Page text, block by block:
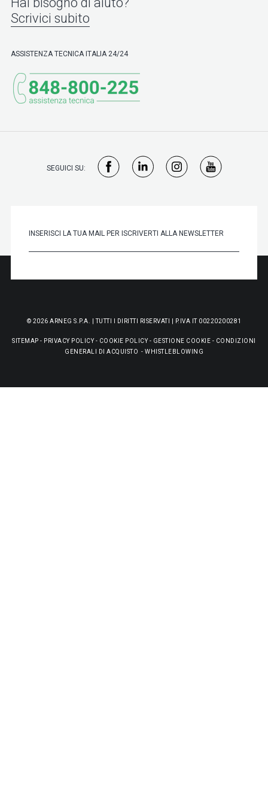
Scrivici subito
ASSISTENZA TECNICA ITALIA 24/24
SEGUICI SU:
© 2026 ARNEG S.P.A. | TUTTI I DIRITTI RISERVATI | P.IVA IT 00220200281
SITEMAP - PRIVACY POLICY- COOKIE POLICY- GESTIONE COOKIE - CONDIZIONI
GENERALI DI ACQUISTO - WHISTLEBLOWING